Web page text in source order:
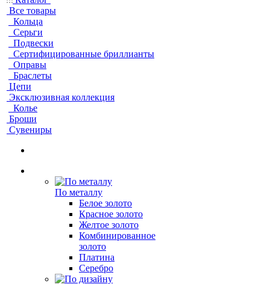
Все товары
Кольца
Серьги
Подвески
Сертифицированные бриллианты
Оправы
Браслеты
Цепи
Эксклюзивная коллекция
Колье
Броши
Сувениры
По металлу
Белое золото
Красное золото
Желтое золото
Комбинированное
золото
Платина
Серебро